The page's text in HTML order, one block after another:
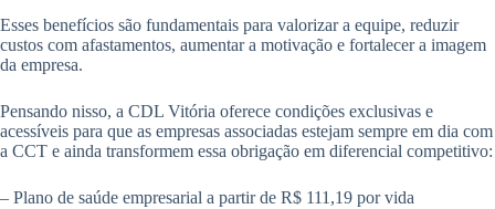
Esses benefícios são fundamentais para valorizar a equipe, reduzir
custos com afastamentos, aumentar a motivação e fortalecer a imagem
da empresa.
Pensando nisso, a CDL Vitória oferece condições exclusivas e
acessíveis para que as empresas associadas estejam sempre em dia com
a CCT e ainda transformem essa obrigação em diferencial competitivo:
– Plano de saúde empresarial a partir de R$ 111,19 por vida